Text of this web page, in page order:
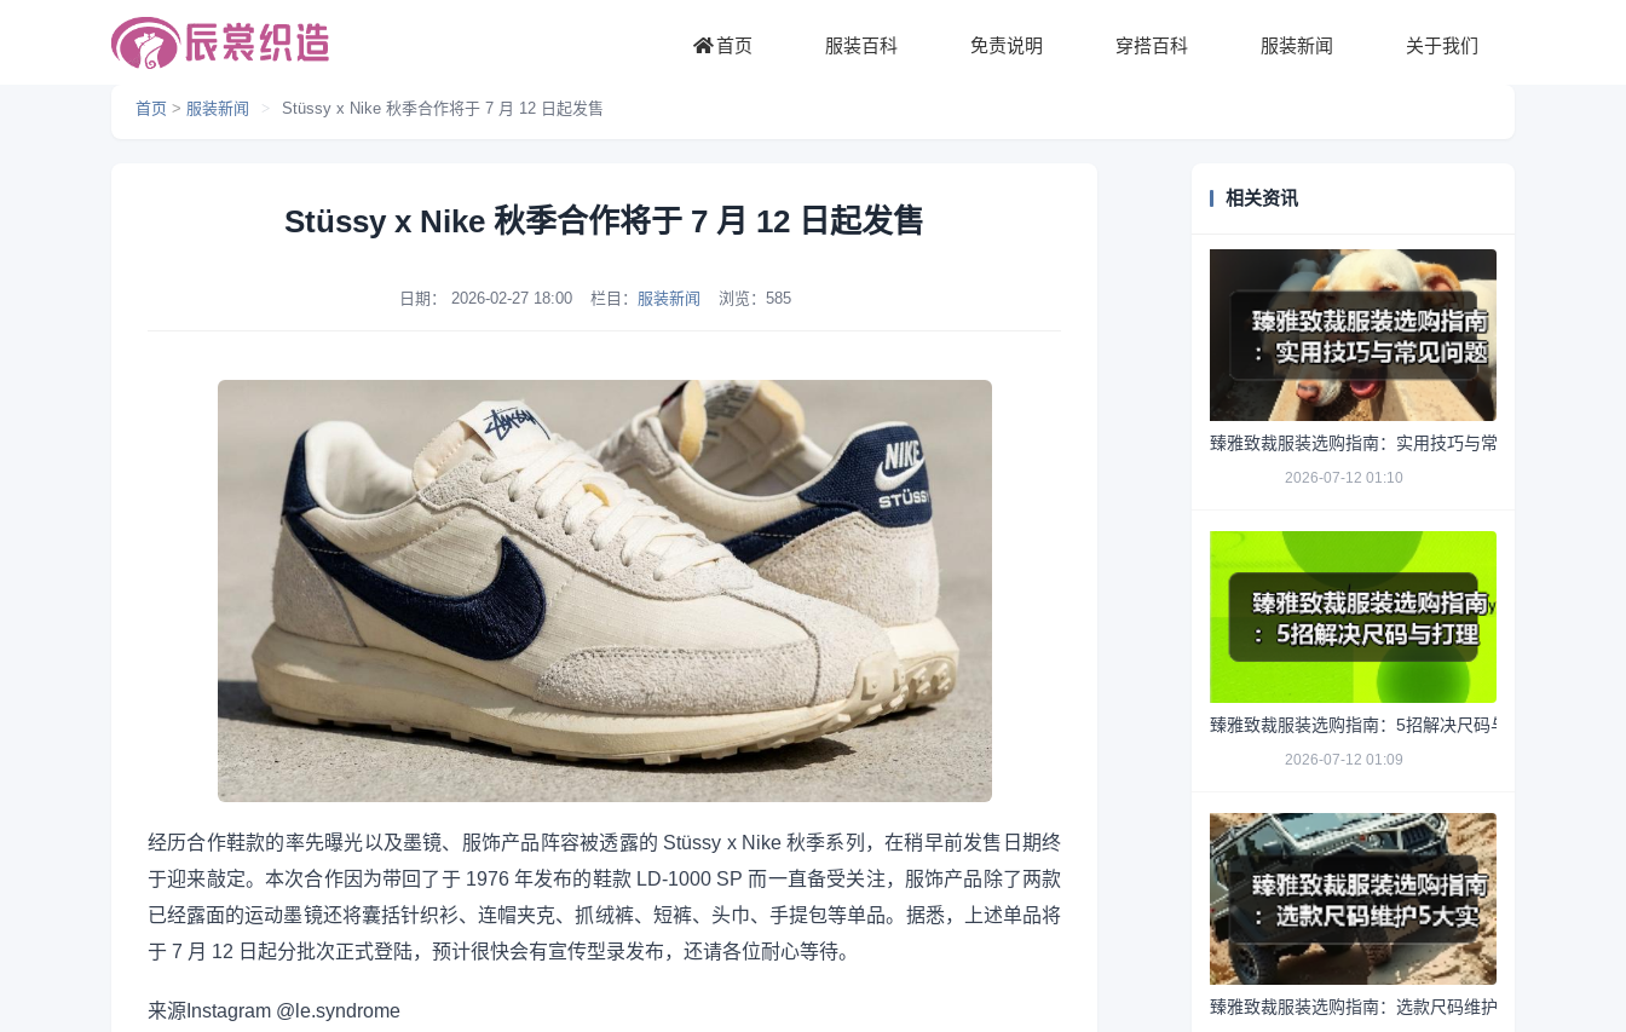
首页 服装百科 免责说明 穿搭百科 服装新闻 关于我们
首页 > 服装新闻 > Stüssy x Nike 秋季合作将于 7 月 12 日起发售
Stüssy x Nike 秋季合作将于 7 月 12 日起发售
日期： 2026-02-27 18:00 栏目： 服装新闻 浏览： 585
经历合作鞋款的率先曝光以及墨镜、服饰产品阵容被透露的 Stüssy x Nike 秋季系列，在稍早前发售日期终
于迎来敲定。本次合作因为带回了于 1976 年发布的鞋款 LD-1000 SP 而一直备受关注，服饰产品除了两款
已经露面的运动墨镜还将囊括针织衫、连帽夹克、抓绒裤、短裤、头巾、手提包等单品。据悉，上述单品将
于 7 月 12 日起分批次正式登陆，预计很快会有宣传型录发布，还请各位耐心等待。
来源 Instagram @le.syndrome
相关资讯
臻雅致裁服装选购指南：实用技巧与常见问题解析
2026-07-12 01:10
臻雅致裁服装选购指南：5招解决尺码与打理难题
2026-07-12 01:09
臻雅致裁服装选购指南：选款尺码维护5大实用方法